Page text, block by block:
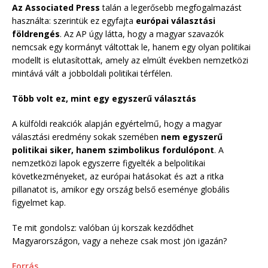
Az Associated Press talán a legerősebb megfogalmazást
használta: szerintük ez egyfajta európai választási
földrengés. Az AP úgy látta, hogy a magyar szavazók
nemcsak egy kormányt váltottak le, hanem egy olyan politikai
modellt is elutasítottak, amely az elmúlt években nemzetközi
mintává vált a jobboldali politikai térfélen.
Több volt ez, mint egy egyszerű választás
A külföldi reakciók alapján egyértelmű, hogy a magyar
választási eredmény sokak szemében nem egyszerű
politikai siker, hanem szimbolikus fordulópont. A
nemzetközi lapok egyszerre figyelték a belpolitikai
következményeket, az európai hatásokat és azt a ritka
pillanatot is, amikor egy ország belső eseménye globális
figyelmet kap.
Te mit gondolsz: valóban új korszak kezdődhet
Magyarországon, vagy a neheze csak most jön igazán?